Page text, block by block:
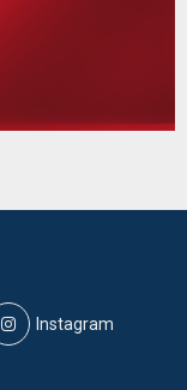
Instagram